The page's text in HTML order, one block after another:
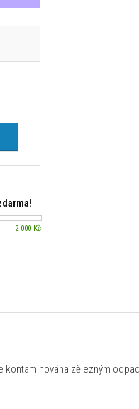
2 000 Kč
kontaminována zělezným